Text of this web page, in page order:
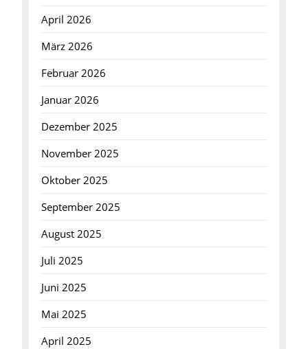
April 2026
März 2026
Februar 2026
Januar 2026
Dezember 2025
November 2025
Oktober 2025
September 2025
August 2025
Juli 2025
Juni 2025
Mai 2025
April 2025